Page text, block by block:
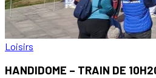
Loisirs
HANDIDOME – TRAIN DE